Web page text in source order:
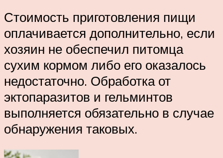
Стоимость приготовления пищи
оплачивается дополнительно, если
хозяин не обеспечил питомца
сухим кормом либо его оказалось
недостаточно. Обработка от
эктопаразитов и гельминтов
выполняется обязательно в случае
обнаружения таковых.